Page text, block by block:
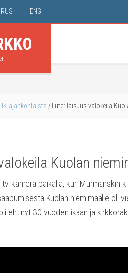
RUS ENG
IK ajankohtaista / Luterilaisuus valokeila
Kuolan
tv-kamera paikalla, kun Murmanskin
Kuolan niemimaalle oli
ehtinyt 30 vuoden ikään ja